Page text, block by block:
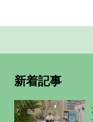
新着記事